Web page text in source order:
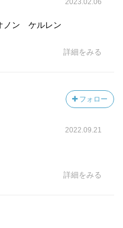
攻による残虐行為の爪痕
めない…
のなのか…
駆け巡った
の作風と非常にマッチし
汗のキャラクターを上手
の「あっぱれ」だ
「カッコ良すぎ」にシビ
2023.02.06
ノン ケルレン
詳細をみる
フォロー
2022.09.21
詳細をみる